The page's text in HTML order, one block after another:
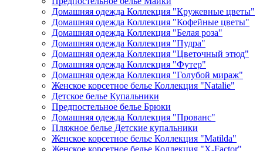
Домашняя одежда Коллекция "Кружевные цветы"
Домашняя одежда Коллекция "Кофейные цветы"
Домашняя одежда Коллекция "Белая роза"
Домашняя одежда Коллекция "Пудра"
Домашняя одежда Коллекция "Цветочный этюд"
Домашняя одежда Коллекция "Футер"
Домашняя одежда Коллекция "Голубой мираж"
Женское корсетное белье Коллекция "Natalie"
Детское белье Купальники
Предпостельное белье Брюки
Домашняя одежда Коллекция "Прованс"
Пляжное белье Детские купальники
Женское корсетное белье Коллекция "Matilda"
Женское корсетное белье Коллекция "X-Factor"